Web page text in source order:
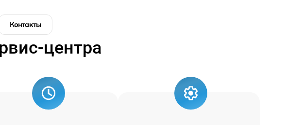
Контакты
центра